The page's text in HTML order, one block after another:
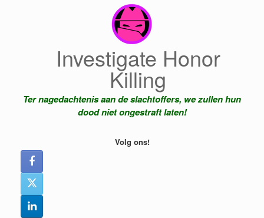
Investigate Honor
Killing
Ter nagedachtenis aan de slachtoffers, we zullen hun
dood niet ongestraft laten!
Volg ons!